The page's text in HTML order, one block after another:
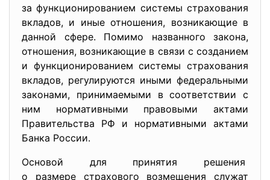
за функционированием системы страхования
вкладов, и иные отношения, возникающие в
данной сфере. Помимо названного закона,
отношения, возникающие в связи с созданием
и функционированием системы страхования
вкладов, регулируются иными федеральными
законами, принимаемыми в соответствии с
ним нормативными правовыми актами
Правительства РФ и нормативными актами
Банка России.
Основой для принятия решения
о размере страхового возмещения служат